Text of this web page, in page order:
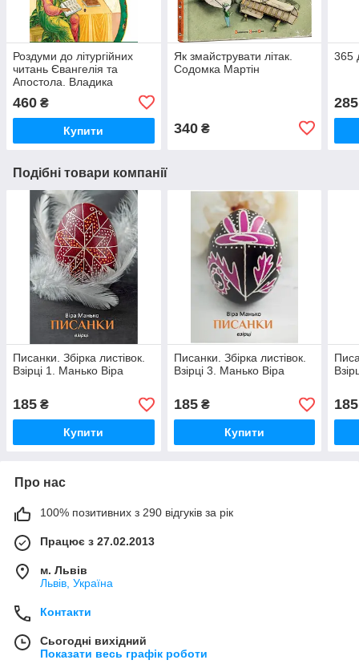
Роздуми до літургійних
читань Євангелія та
Апостола. Владика
460 ₴
Купити
Як змайструвати літак.
Содомка Мартін
340₴
365
285
Подібні товари компанії
Писанки. Збірка листівок.
Взірці 1. Манько Віра
185 ₴
Купити
Писанки. Збірка листівок.
Взірці 3. Манько Віра
185₴
Купити
185
Про нас
100% позитивних з 290 відгуків за рік
Працює з 27.02.2013
м. Львів
Львів, Україна
Контакти
Сьогодні вихідний
Показати весь графік роботи